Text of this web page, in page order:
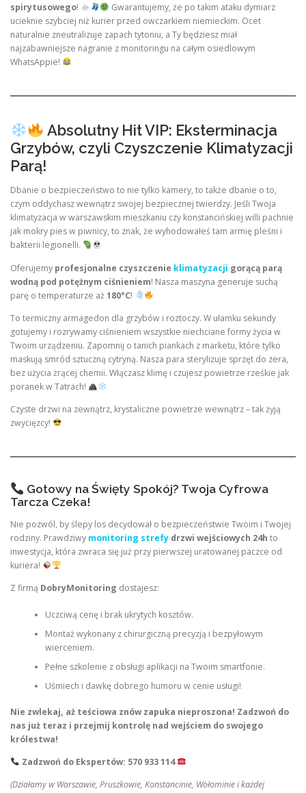
spirytusowego!
Gwarantujemy, że po takim ataku dymiarz
ucieknie szybciej niż kurier przed owczarkiem niemieckim. Ocet
naturalnie zneutralizuje zapach tytoniu, a Ty będziesz miał
najzabawniejsze nagranie z monitoringu na całym osiedlowym
WhatsAppie!
Absolutny Hit VIP: Eksterminacja
Grzybów, czyli Czyszczenie Klimatyzacji
Parą!
Dbanie o bezpieczeństwo to nie tylko kamery, to także dbanie o to,
czym oddychasz wewnątrz swojej bezpiecznej twierdzy. Jeśli Twoja
klimatyzacja w warszawskim mieszkaniu czy konstancińskiej willi pachnie
jak mokry pies w piwnicy, to znak, że wyhodowałeś tam armię pleśni i
bakterii legionelli.
Oferujemy profesjonalne czyszczenie klimatyzacji gorącą parą
wodną pod potężnym ciśnieniem! Nasza maszyna generuje suchą
parę o temperaturze aż180°C!
To termiczny armagedon dla grzybów i roztoczy. W ułamku sekundy
gotujemy i rozrywamy ciśnieniem wszystkie niechciane formy życia w
Twoim urządzeniu. Zapomnij o tanich piankach z marketu, które tylko
maskują smród sztuczną cytryną. Nasza para sterylizuje sprzęt do zera,
bez użycia żrącej chemii. Włączasz klimę i czujesz powietrze rześkie jak
poranek w Tatrach!
Czyste drzwi na zewnątrz, krystaliczne powietrze wewnątrz – tak żyją
zwycięzcy!
Gotowy na Święty Spokój? Twoja Cyfrowa
Tarcza Czeka!
Nie pozwól, by ślepy los decydował o bezpieczeństwie Twoim i Twojej
rodziny. Prawdziwy monitoring strefy drzwi wejściowych 24h to
inwestycja, która zwraca się już przy pierwszej uratowanej paczce od
kuriera!
Z firmą DobryMonitoring dostajesz:
Uczciwą cenę i brak ukrytych kosztów.
Montaż wykonany z chirurgiczną precyzją i bezpyłowym
wierceniem.
Pełne szkolenie z obsługi aplikacji na Twoim smartfonie.
Uśmiech i dawkę dobrego humoru w cenie usługi!
Nie zwlekaj, aż teściowa znów zapuka nieproszona! Zadzwoń do
nas już teraz i przejmij kontrolę nad wejściem do swojego
królestwa!
Zadzwoń do Ekspertów: 570 933 114
(Działamy w Warszawie, Pruszkowie, Konstancinie, Wołominie i każdej